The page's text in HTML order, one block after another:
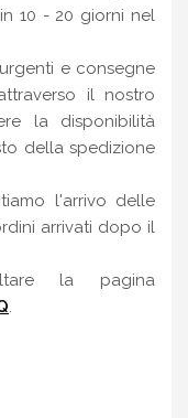
10 - 20 giorni nel
e consegne
il nostro
la disponibilità
della spedizione
l'arrivo delle
arrivati dopo il
la pagina
.